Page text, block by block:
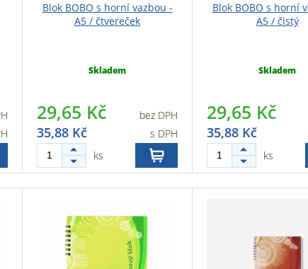
Blok BOBO s horní vazbou -
A5 / čtvereček
Skladem
29,65 Kč bez DPH
35,88 Kč
s DPH
ks
Blok BOBO s horní
A5 / čistý
Skladem
29,65 Kč
35,88 Kč
ks